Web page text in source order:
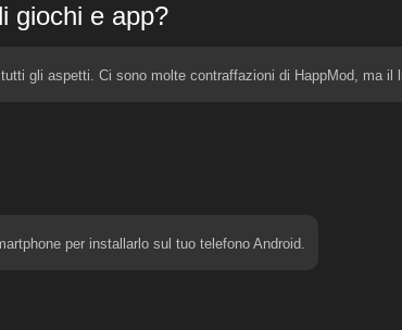
giochi e app?
gli aspetti. Ci sono molte contraffazioni di HappMod, ma il
per installarlo sul tuo telefono Android.